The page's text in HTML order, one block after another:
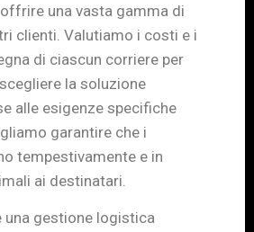
una vasta gamma di
clienti. Valutiamo i costi e i
di ciascun corriere per
la soluzione
alle esigenze specifiche
garantire che i
tempestivamente e in
ai destinatari.
una gestione logistica